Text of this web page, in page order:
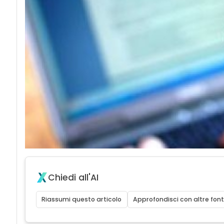
Chiedi all'AI
Riassumi questo articolo Approfondisci con altre